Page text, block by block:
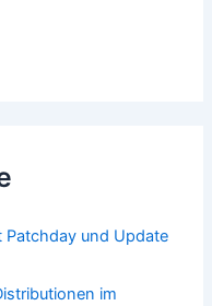
und Update
im